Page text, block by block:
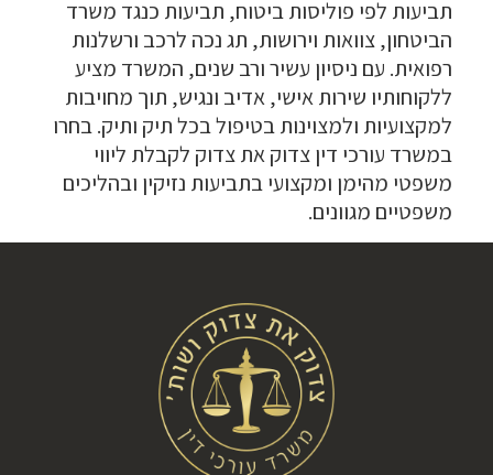
תביעות לפי פוליסות ביטוח, תביעות כנגד משרד
הביטחון, צוואות וירושות, תג נכה לרכב ורשלנות
רפואית. עם ניסיון עשיר ורב שנים, המשרד מציע
ללקוחותיו שירות אישי, אדיב ונגיש, תוך מחויבות
למקצועיות ולמצוינות בטיפול בכל תיק ותיק. בחרו
במשרד עורכי דין צדוק את צדוק לקבלת ליווי
משפטי מהימן ומקצועי בתביעות נזיקין ובהליכים
משפטיים מגוונים.